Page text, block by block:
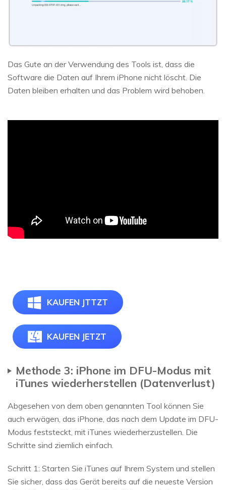
Das Gute an der Verwendung des Tools ist, dass die
Software die Daten auf Ihrem iPhone nicht löscht. Die
Daten bleiben erhalten und das Problem wird behoben.
KAUFEN JTTZT
KAUFEN JETZT
Methode 3: iPhone im DFU-Modus mit
iTunes wiederherstellen (Datenverlust)
Abgesehen von dem oben genannten Tool können Sie
auch erwägen, das iPhone, das nach dem Update im DFU-
Modus feststeckt, mit iTunes wiederherzustellen. Die
Schritte sind ziemlich einfach.
Schritt 1: Starten Sie iTunes auf Ihrem System und stellen
Sie sicher, dass das Gerät bereits auf die neueste Version